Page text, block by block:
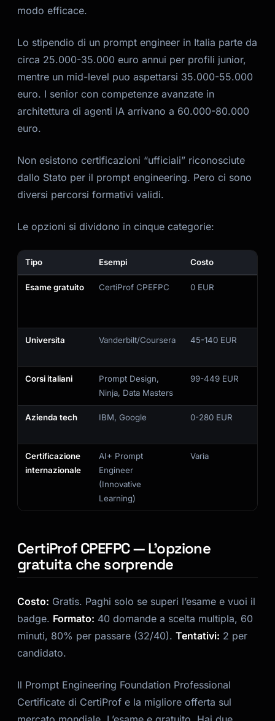
modo efficace.
Lo stipendio di un prompt engineer in Italia parte da
circa 25.000-35.000 euro annui per profili junior,
mentre un mid-level puo aspettarsi 35.000-55.000
euro. I senior con competenze avanzate in
architettura di agenti IA arrivano a 60.000-80.000
euro.
Non esistono certificazioni “ufficiali” riconosciute
dallo Stato per il prompt engineering. Pero ci sono
diversi percorsi formativi validi.
Le opzioni si dividono in cinque categorie:
Tipo Esempi Costo
Esame gratuito CertiProf CPEFPC 0 EUR
Universita Vanderbilt/Coursera 45-140 EUR
Corsi italiani
Prompt Design,
Ninja, Data Masters
99-449 EUR
Azienda tech IBM, Google 0-280 EUR
Certificazione
internazionale
AI+ Prompt
Engineer
(Innovative
Learning)
Varia
CertiProf CPEFPC — L’opzione
gratuita che sorprende
Costo: Gratis. Paghi solo se superi l’esame e vuoi il
badge. Formato: 40 domande a scelta multipla, 60
minuti, 80% per passare (32/40). Tentativi: 2 per
candidato.
Il Prompt Engineering Foundation Professional
Certificate di CertiProf e la migliore offerta sul
Ricerca corsi · qui per aiutarti